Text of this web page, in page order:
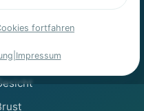
fortfahren
Impressum